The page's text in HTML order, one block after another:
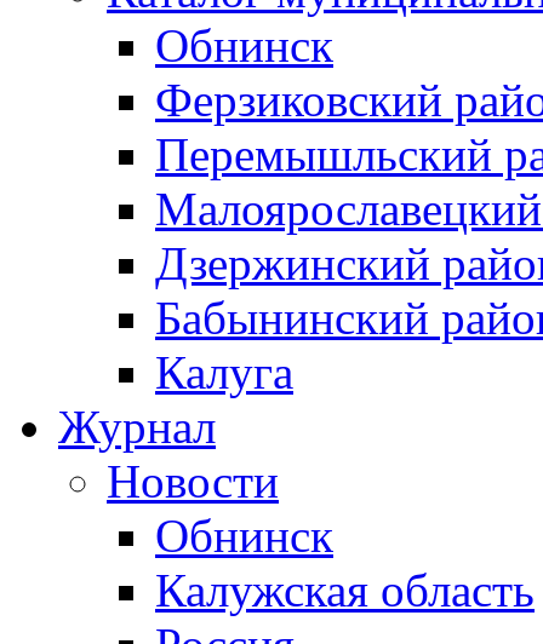
Обнинск
Ферзиковский
Перемышльский
Дзержинский
Бабынинский
Калуга
Журнал
Новости
Обнинск
Калужская область